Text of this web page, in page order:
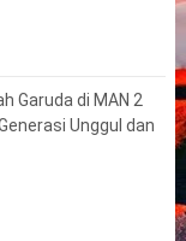
Garuda di MAN 2
Unggul dan